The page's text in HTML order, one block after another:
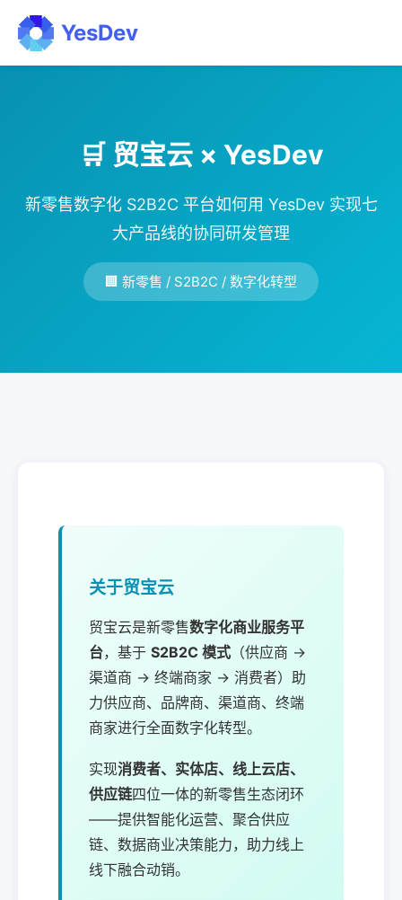
YesDev
🛒 贸宝云 × YesDev
新零售数字化 S2B2C 平台如何用 YesDev 实现七
大产品线的协同研发管理
🏢 新零售 / S2B2C / 数字化转型
关于贸宝云
贸宝云是新零售数字化商业服务平
台，基于 S2B2C 模式 （供应商 →
渠道商 → 终端商家 → 消费者）助
力供应商、品牌商、渠道商、终端
商家进行全面数字化转型。
实现消费者、实体店、线上云店、
供应链四位一体的新零售生态闭环
——提供智能化运营、聚合供应
链、数据商业决策能力，助力线上
线下融合动销。